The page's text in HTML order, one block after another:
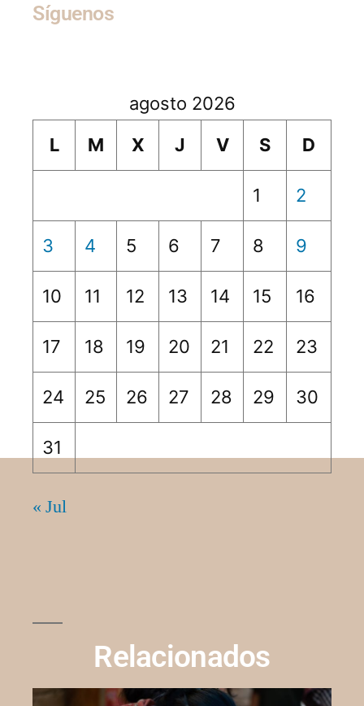
Síguenos
agosto 2026
L
M X J V S D
1 2
3 4 5 6 7 8 9
10 11 12 13 14 15 16
17 18 19 20 21 22 23
24 25 26 27 28 29 30
31
« Jul
Relacionados